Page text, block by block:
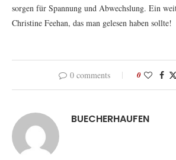
sorgen für Spannung und Abwechslung. Ein
Christine Feehan, das man gelesen haben sollte!
0 comments 0
BUECHERHAUFEN